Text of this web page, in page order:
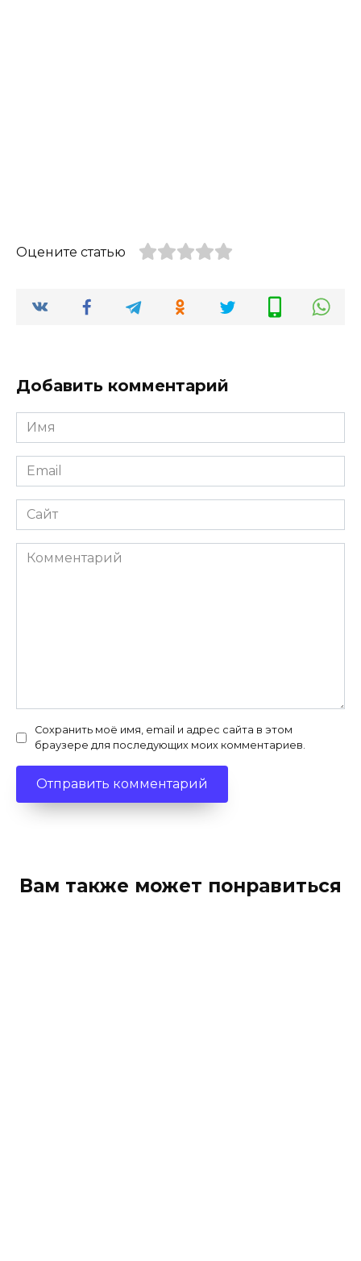
Оцените статью
Добавить комментарий
Имя
*
Email
*
Сайт
Комментарий
Сохранить моё имя, email и адрес сайта в этом
браузере для последующих моих комментариев.
Вам также может понравиться